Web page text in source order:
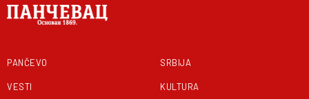
PANČEVO
VESTI
SRBIJA
KULTURA